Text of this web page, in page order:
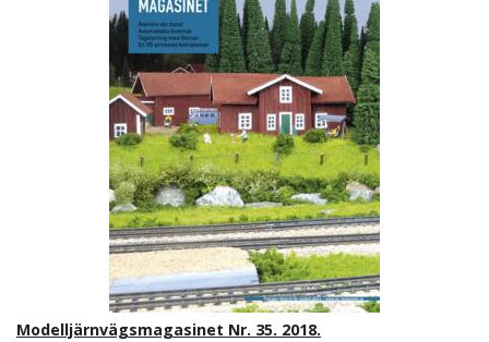
Modelljärnvägsmagasinet Nr. 35. 2018.